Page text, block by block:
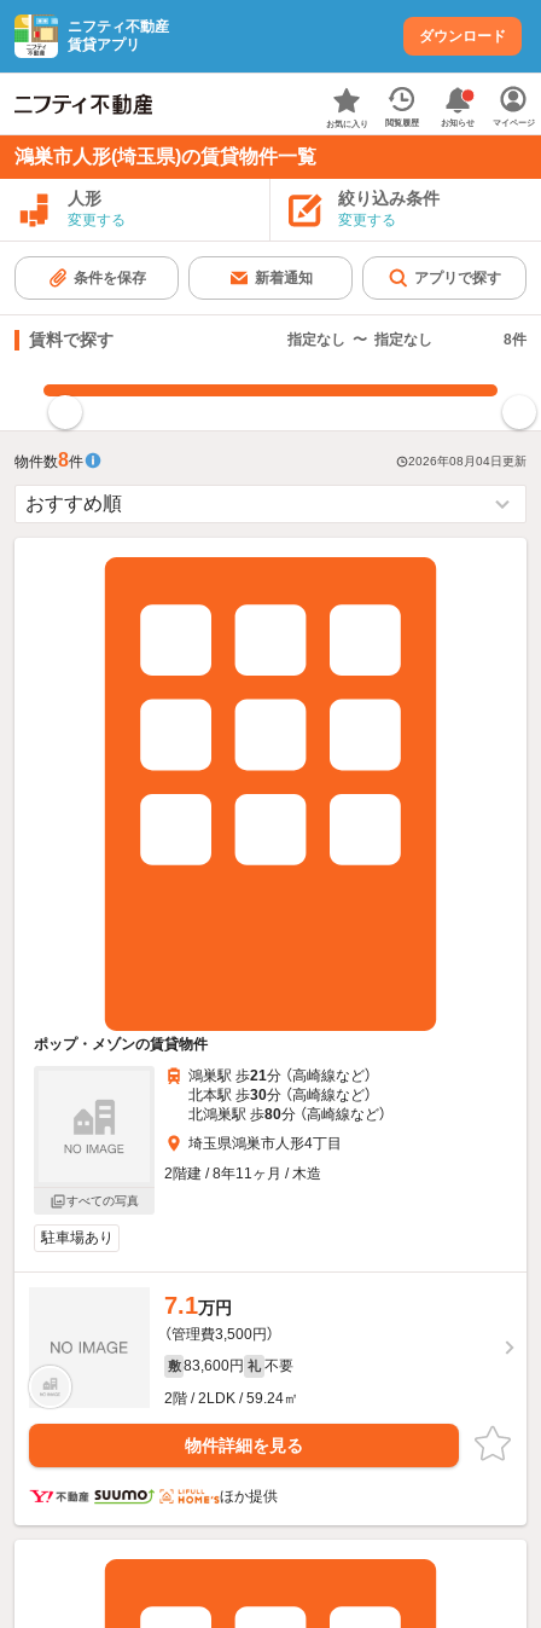
ニフティ不動産
賃貸アプリ
ダウンロード
お気に入り 閲覧履歴 お知らせ マイページ
鴻巣市人形(埼玉県)の賃貸物件一覧
人形
変更する
絞り込み条件
変更する
条件を保存 新着通知 アプリで探す
賃料で探す 指定なし 〜 指定なし 8件
物件数8件 2026年08月04日更新
ポップ・メゾンの賃貸物件
すべての写真
鴻巣駅 歩21分 （高崎線など）
北本駅 歩30分 （高崎線など）
北鴻巣駅 歩80分 （高崎線など）
埼玉県鴻巣市人形4丁目
2階建 / 8年11ヶ月 / 木造
駐車場あり
7.1万円
（管理費3,500円）
敷 83,600円 礼 不要
2階 / 2LDK / 59.24㎡
物件詳細を見る
ほか提供